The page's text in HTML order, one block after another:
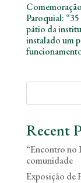
Paroquial:
pátio da
instalado um
Recent
“Encontro no
comunidade
Exposição de